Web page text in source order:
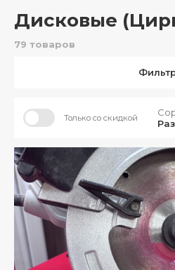
Дисковые
79 товаров
Только со скидкой